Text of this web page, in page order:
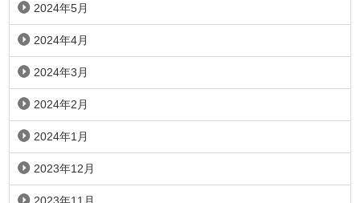
2024年5月
2024年4月
2024年3月
2024年2月
2024年1月
2023年12月
2023年11月